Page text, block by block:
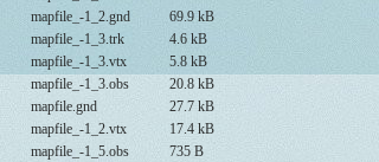
mapfile_-1_2.gnd
69.9 kB
mapfile_-1_3.trk
4.6 kB
mapfile_-1_3.vtx
5.8 kB
mapfile_-1_3.obs
20.8 kB
mapfile.gnd
27.7 kB
mapfile_-1_2.vtx
17.4 kB
mapfile_-1_5.obs
735 B